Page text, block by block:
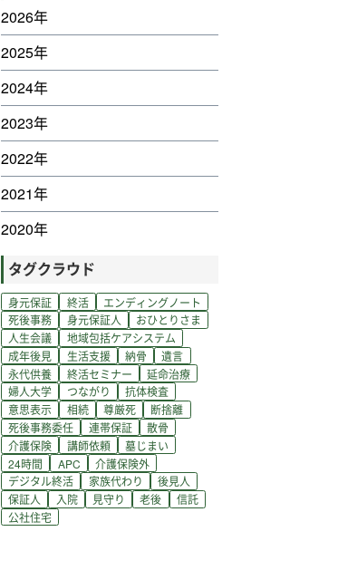
2026年
2025年
2024年
2023年
2022年
2021年
2020年
タグクラウド
身元保証 終活
エンディングノート
死後事務
身元保証人
おひとりさま
人生会議
地域包括ケアシステム
成年後見
生活支援 納骨
遺言
永代供養
終活セミナー
延命治療
婦人大学
つながり
抗体検査
意思表示
相続 尊厳死
断捨離
死後事務委任
連帯保証
散骨
介護保険
講師依頼
墓じまい
24時間
APC
介護保険外
デジタル終活
家族代わり
後見人
保証人
入院 見守り 老後
信託
公社住宅